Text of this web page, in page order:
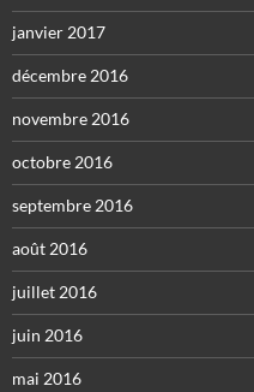
janvier 2017
décembre 2016
novembre 2016
octobre 2016
septembre 2016
août 2016
juillet 2016
juin 2016
mai 2016